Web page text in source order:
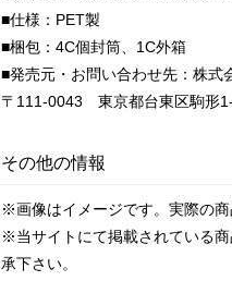
■仕様：PET製
■梱包：4C個封筒、1C外箱
■発売元・お問い合わせ先：株式
〒111-0043 東京都台東区駒形
その他の情報
※画像はイメージです。実際の商
※当サイトにて掲載されている
承下さい。